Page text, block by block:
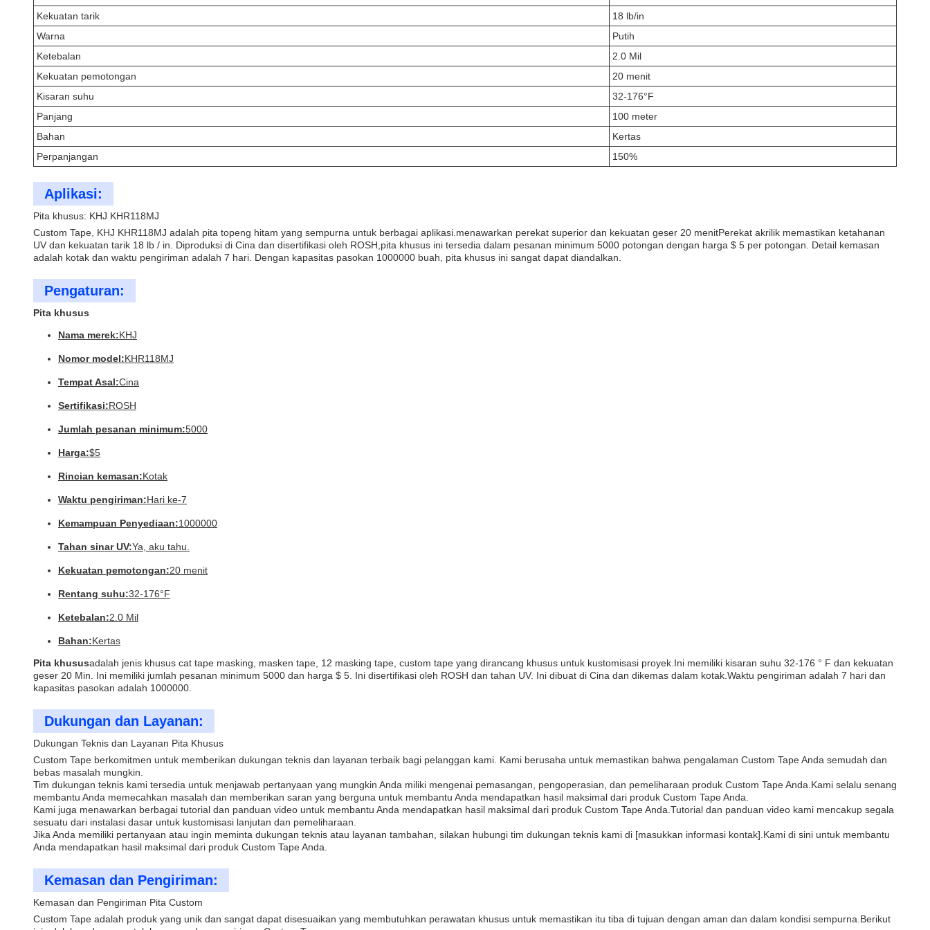
Kekuatan tarik
18 lb/in
Warna
Putih
Ketebalan
2.0 Mil
Kekuatan pemotongan
20 menit
Kisaran suhu
32-176°F
Panjang
100 meter
Bahan
Kertas
Perpanjangan
150%
Aplikasi:
Pita khusus: KHJ KHR118MJ
Custom Tape, KHJ KHR118MJ adalah pita topeng hitam yang sempurna untuk berbagai aplikasi.menawarkan perekat superior dan kekuatan geser 20 menitPerekat akrilik memastikan ketahanan
UV dan kekuatan tarik 18 lb / in. Diproduksi di Cina dan disertifikasi oleh ROSH,pita khusus ini tersedia dalam pesanan minimum 5000 potongan dengan harga $ 5 per potongan. Detail kemasan
adalah kotak dan waktu pengiriman adalah 7 hari. Dengan kapasitas pasokan 1000000 buah, pita khusus ini sangat dapat diandalkan.
Pengaturan:
Pita khusus
Nama merek:KHJ
Nomor model:KHR118MJ
Tempat Asal:Cina
Sertifikasi:ROSH
Jumlah pesanan minimum:5000
Harga:$5
Rincian kemasan:Kotak
Waktu pengiriman:Hari ke-7
Kemampuan Penyediaan:1000000
Tahan sinar UV:Ya, aku tahu.
Kekuatan pemotongan:20 menit
Rentang suhu:32-176°F
Ketebalan:2.0 Mil
Bahan:Kertas
Pita khususadalah jenis khusus cat tape masking, masken tape, 12 masking tape, custom tape yang dirancang khusus untuk kustomisasi proyek.Ini memiliki kisaran suhu 32-176 ° F dan kekuatan
geser 20 Min. Ini memiliki jumlah pesanan minimum 5000 dan harga $ 5. Ini disertifikasi oleh ROSH dan tahan UV. Ini dibuat di Cina dan dikemas dalam kotak.Waktu pengiriman adalah 7 hari dan
kapasitas pasokan adalah 1000000.
Dukungan dan Layanan:
Dukungan Teknis dan Layanan Pita Khusus
Custom Tape berkomitmen untuk memberikan dukungan teknis dan layanan terbaik bagi pelanggan kami. Kami berusaha untuk memastikan bahwa pengalaman Custom Tape Anda semudah dan
bebas masalah mungkin.
Tim dukungan teknis kami tersedia untuk menjawab pertanyaan yang mungkin Anda miliki mengenai pemasangan, pengoperasian, dan pemeliharaan produk Custom Tape Anda.Kami selalu senang
membantu Anda memecahkan masalah dan memberikan saran yang berguna untuk membantu Anda mendapatkan hasil maksimal dari produk Custom Tape Anda.
Kami juga menawarkan berbagai tutorial dan panduan video untuk membantu Anda mendapatkan hasil maksimal dari produk Custom Tape Anda.Tutorial dan panduan video kami mencakup segala
sesuatu dari instalasi dasar untuk kustomisasi lanjutan dan pemeliharaan.
Jika Anda memiliki pertanyaan atau ingin meminta dukungan teknis atau layanan tambahan, silakan hubungi tim dukungan teknis kami di [masukkan informasi kontak].Kami di sini untuk membantu
Anda mendapatkan hasil maksimal dari produk Custom Tape Anda.
Kemasan dan Pengiriman:
Kemasan dan Pengiriman Pita Custom
Custom Tape adalah produk yang unik dan sangat dapat disesuaikan yang membutuhkan perawatan khusus untuk memastikan itu tiba di tujuan dengan aman dan dalam kondisi sempurna.Berikut